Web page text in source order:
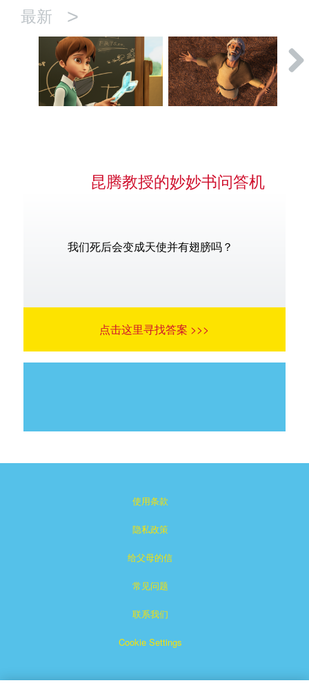
最新 >
昆腾教授的妙妙书问答机
我们死后会变成天使并有翅膀吗？
点击这里寻找答案 >>>
使用条款
隐私政策
给父母的信
常见问题
联系我们
Cookie Settings